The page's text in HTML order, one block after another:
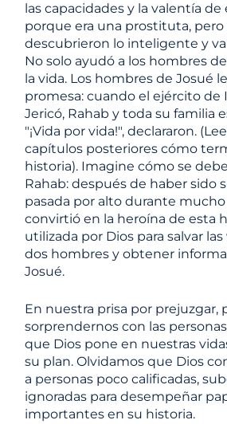
las capacidades y la valentía
porque era una prostituta,
descubrieron lo inteligente y
No solo ayudó a los hombres
la vida. Los hombres de Josué
promesa: cuando el ejército de
Jericó, Rahab y toda su familia
"¡Vida por vida!", declararon.
capítulos posteriores cómo
historia). Imagine cómo se
Rahab: después de haber sido
pasada por alto durante
convirtió en la heroína de esta
utilizada por Dios para salvar
dos hombres y obtener
Josué.
En nuestra prisa por prejuzgar,
sorprendernos con las
que Dios pone en nuestras
su plan. Olvidamos que Dios
a personas poco calificadas,
ignoradas para desempeñar
importantes en su historia.